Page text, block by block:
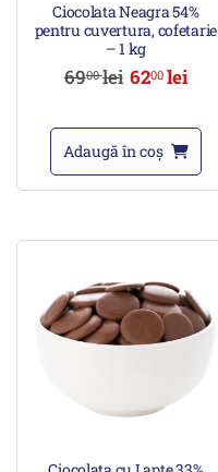
Ciocolata Neagra 54%
pentru cuvertura, cofetarie
– 1 kg
6900lei 6200 lei
Adaugă în coș